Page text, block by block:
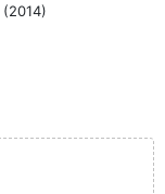
(2014)